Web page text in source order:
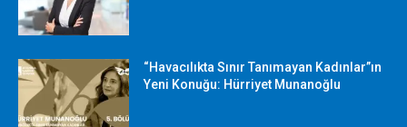
“Havacılıkta Sınır Tanımayan Kadınlar”ın
Yeni Konuğu: Hürriyet Munanoğlu